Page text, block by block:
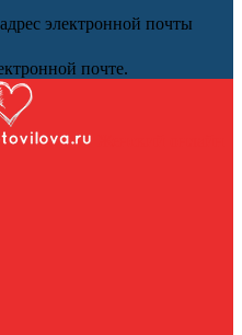
электронной почты
почте.